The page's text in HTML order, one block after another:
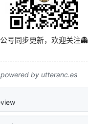
公号同步更新，欢迎关注👻